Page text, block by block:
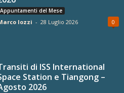
Appuntamenti del Mese
Iozzi - 28 Luglio 2026 0
di ISS International
Station e Tiangong –
2026